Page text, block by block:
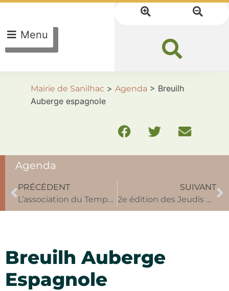
Menu
Mairie de Sanilhac > Agenda > Breuilh
Auberge espagnole
Agenda
PRÉCÉDENT
L’association du Temps du Talent et des Coeurs se produit à l’Odyssée
SUIVANT
2e édition des Jeudis gourmands de Sanihac
Breuilh Auberge
Espagnole